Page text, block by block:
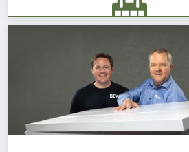
Norges bygg- og
Vi Bygger Vestland 2026